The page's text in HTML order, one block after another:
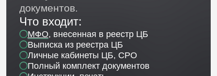
Личные кабинеты ЦБ, Росфин
Полный комплект документов
Инструкции, печать
Стоимость: от 100 000 ₽
Консультация по Ломбарду